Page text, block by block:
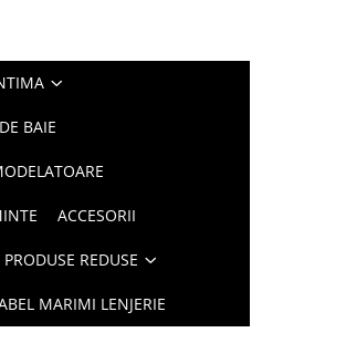
BAIE
ACCESORII
PRODUSE REDUSE
MARIMI LENJERIE